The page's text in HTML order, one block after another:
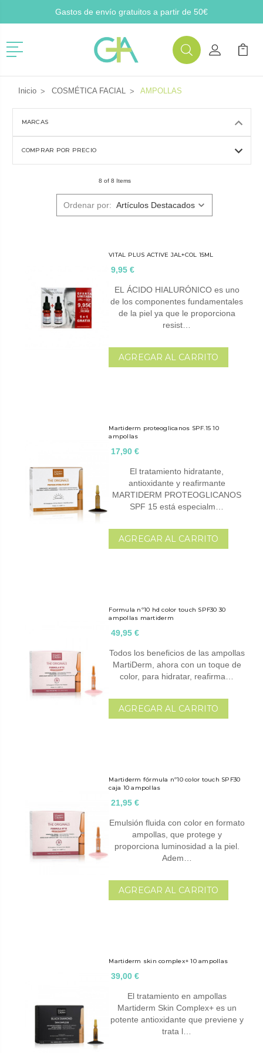
Gastos de envío gratuitos a partir de 50€
Menú
BuscarMi Cuenta
Mi
Inicio COSMÉTICA FACIAL AMPOLLAS
MARCAS
COMPRAR POR PRECIO
8 of 8 Items
Ordenar por:
VITAL PLUS ACTIVE JAL+COL 15ML
9,95 €
EL ÁCIDO HIALURÓNICO es uno
de los componentes fundamentales
de la piel ya que le proporciona
resist…
AGREGAR AL CARRITO
Martiderm proteoglicanos SPF.15 10
ampollas
17,90 €
El tratamiento hidratante,
antioxidante y reafirmante
MARTIDERM PROTEOGLICANOS
SPF 15 está especialm…
AGREGAR AL CARRITO
Formula nº10 hd color touch SPF30 30
ampollas martiderm
49,95 €
Todos los beneficios de las ampollas
MartiDerm, ahora con un toque de
color, para hidratar, reafirma…
AGREGAR AL CARRITO
Martiderm fórmula nº10 color touch SPF30
caja 10 ampollas
21,95 €
Emulsión fluida con color en formato
ampollas, que protege y
proporciona luminosidad a la piel.
Adem…
AGREGAR AL CARRITO
Martiderm skin complex+ 10 ampollas
39,00 €
El tratamiento en ampollas
Martiderm Skin Complex+ es un
potente antioxidante que previene y
trata l…